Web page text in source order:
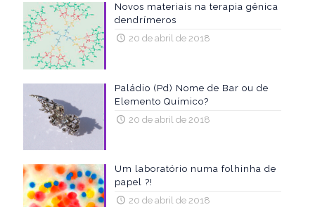
Novos materiais na terapia gênica
dendrímeros
20 de abril de 2018
Paládio (Pd) Nome de Bar ou de
Elemento Químico?
20 de abril de 2018
Um laboratório numa folhinha de
papel ?!
20 de abril de 2018